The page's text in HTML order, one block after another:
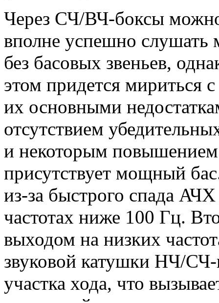
Через СЧ/ВЧ-боксы
вполне успешно слушать
без басовых звеньев,
этом придется мириться
их основными
отсутствием
и некоторым повышением
присутствует мощный
из-за быстрого спада
частотах ниже 100 Гц.
выходом на низких
звуковой катушки НЧ/СЧ-
участка хода, что